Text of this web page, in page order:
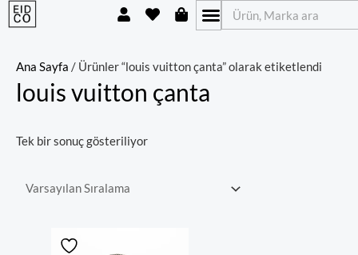
İçeriğe
atla
Ara
U
s
H
e
t
S
h
p
n
g
Ana Sayfa / Ürünler “louis vuitton çanta” olarak etiketlendi
louis vuitton çanta
Tek bir sonuç gösteriliyor